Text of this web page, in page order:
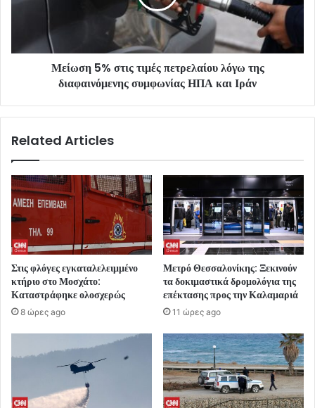
Μείωση 5% στις τιμές πετρελαίου λόγω της
διαφαινόμενης συμφωνίας ΗΠΑ και Ιράν
Related Articles
Στις φλόγες εγκαταλελειμμένο
κτήριο στο Μοσχάτο:
Καταστράφηκε ολοσχερώς
8 ώρες ago
Μετρό Θεσσαλονίκης: Ξεκινούν
τα δοκιμαστικά δρομολόγια της
επέκτασης προς την Καλαμαριά
11 ώρες ago